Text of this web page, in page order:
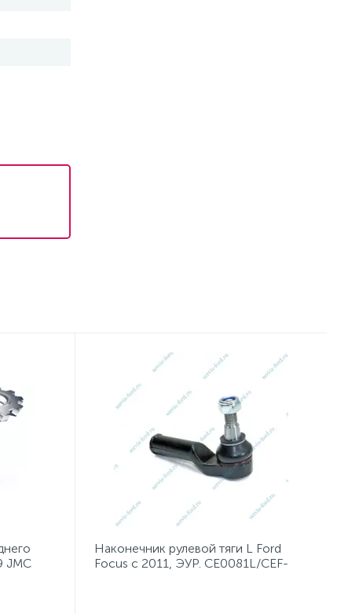
JMC
Наконечник рулевой тяги L Ford
Focus с 2011, ЭУР. CE0081L/CEF-